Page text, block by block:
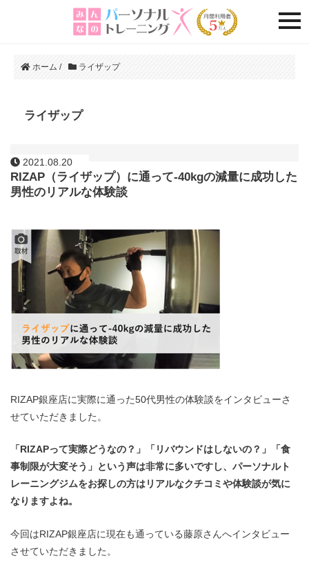
ホーム / ライザップ
ライザップ
2021.08.20
RIZAP（ライザップ）に通って-40kgの減量に成功した
男性のリアルな体験談
RIZAP銀座店に実際に通った50代男性の体験談をインタビューさ
せていただきました。
「RIZAPって実際どうなの？」「リバウンドはしないの？」「食
事制限が大変そう」という声は非常に多いですし、パーソナルト
レーニングジムをお探しの方はリアルなクチコミや体験談が気に
なりますよね。
今回はRIZAP銀座店に現在も通っている藤原さんへインタビュー
させていただきました。